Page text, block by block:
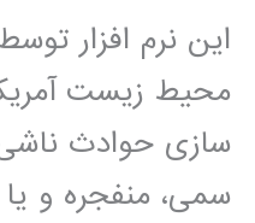
اين نرم افزار
سازی حوادث
سمی، منفجره و